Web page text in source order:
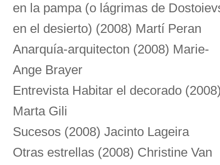
en la pampa (o lágrimas de
en el desierto) (2008) Martí Peran
Anarquía-arquitecton (2008) Marie-
Ange Brayer
Entrevista Habitar el decorado
Marta Gili
Sucesos (2008) Jacinto Lageira
Otras estrellas (2008) Christine Van